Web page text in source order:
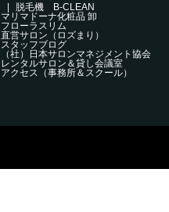
脱毛機 B-CLEAN
マリマドーナ化粧品 卸
フローラスリム
直営サロン（ロズまり）
スタッフブログ
（社）日本サロンマネジメント協会
レンタルサロン＆貸し会議室
アクセス（事務所＆スクール）